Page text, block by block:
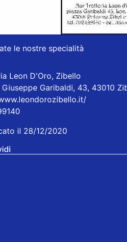
le nostre specialità
Leon D'Oro, Zibello
Giuseppe Garibaldi, 43, 43010
il 28/12/2020